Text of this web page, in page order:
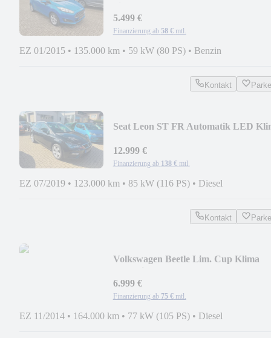
5.499 €
Finanzierung ab 58 € mtl.
EZ 01/2015 • 135.000 km • 59 kW (80 PS) • Benzin
Kontakt
Seat Leon ST FR Automatik LED
12.999 €
Finanzierung ab 138 € mtl.
EZ 07/2019 • 123.000 km • 85 kW (116 PS) • Diesel
Kontakt
Volkswagen Beetle Lim. Cup Klima
6.999 €
Finanzierung ab 75 € mtl.
EZ 11/2014 • 164.000 km • 77 kW (105 PS) • Diesel